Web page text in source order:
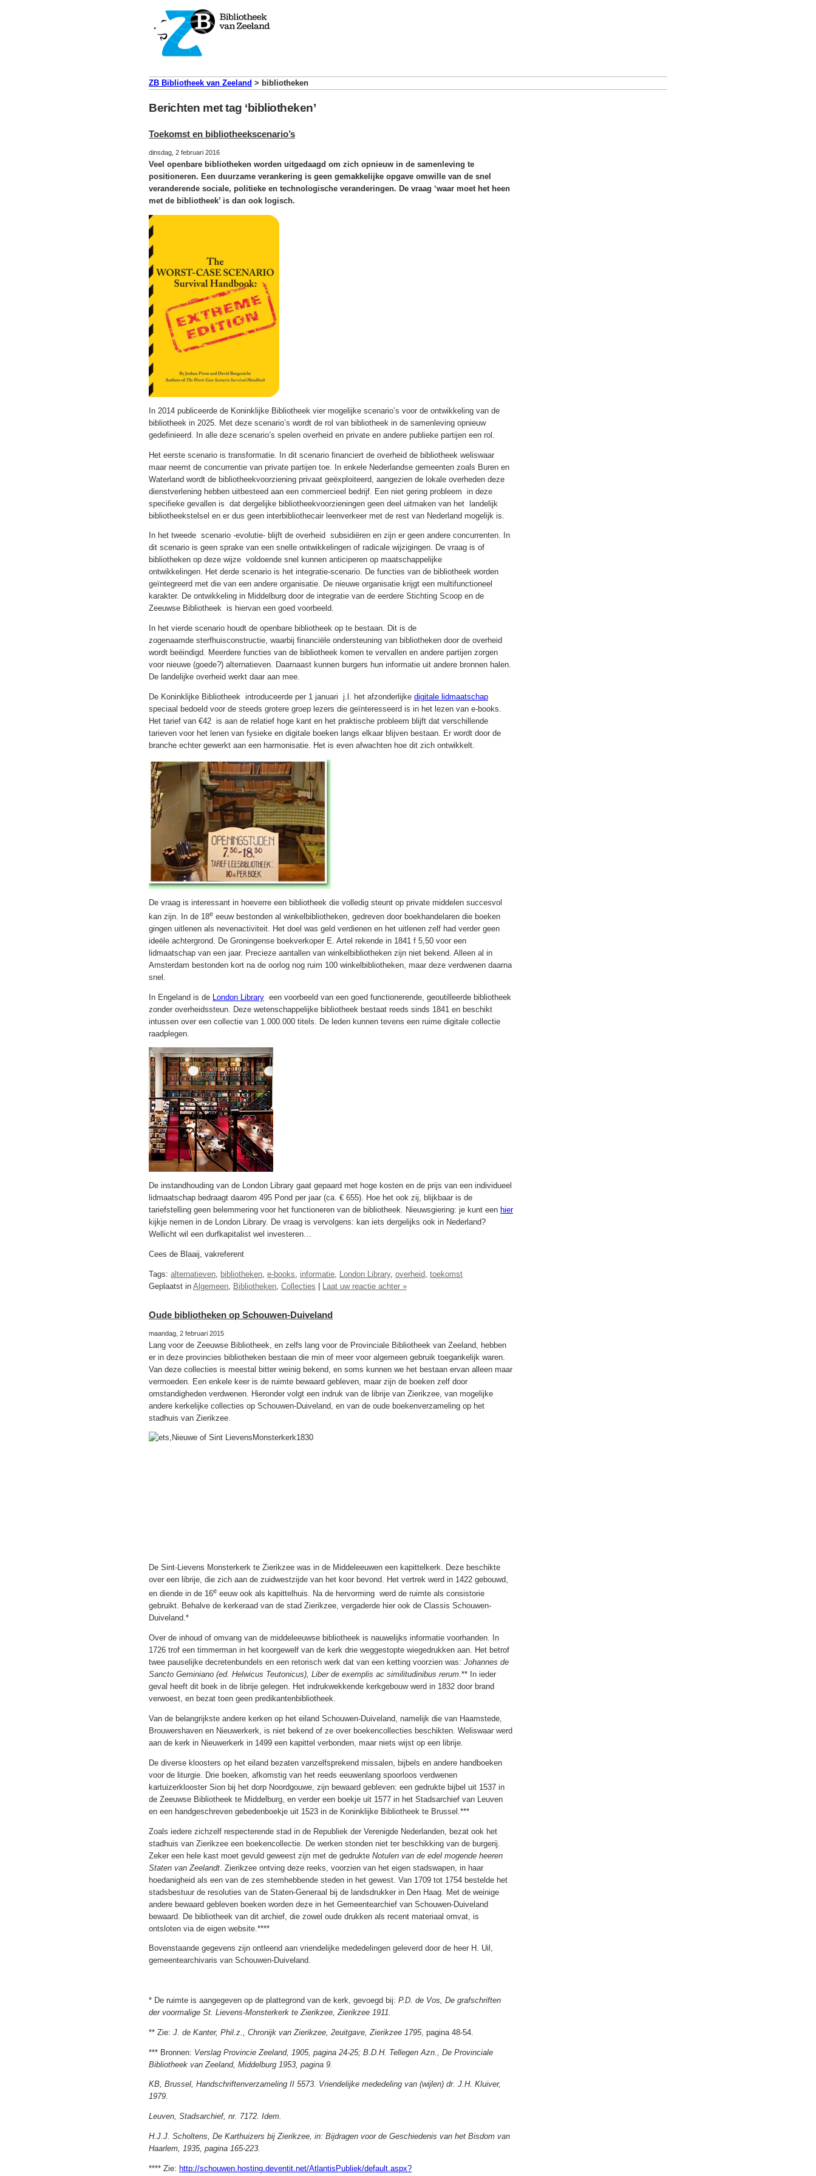
ZB Bibliotheek van Zeeland > bibliotheken
Berichten met tag ‘bibliotheken’
Toekomst en bibliotheekscenario’s
dinsdag, 2 februari 2016
Veel openbare bibliotheken worden uitgedaagd om zich opnieuw in de samenleving te
positioneren. Een duurzame verankering is geen gemakkelijke opgave omwille van de snel
veranderende sociale, politieke en technologische veranderingen. De vraag ‘waar moet het heen
met de bibliotheek’ is dan ook logisch.
In 2014 publiceerde de Koninklijke Bibliotheek vier mogelijke scenario’s voor de ontwikkeling van de
bibliotheek in 2025. Met deze scenario’s wordt de rol van bibliotheek in de samenleving opnieuw
gedefinieerd. In alle deze scenario’s spelen overheid en private en andere publieke partijen een rol.
Het eerste scenario is transformatie. In dit scenario financiert de overheid de bibliotheek weliswaar
maar neemt de concurrentie van private partijen toe. In enkele Nederlandse gemeenten zoals Buren en
Waterland wordt de bibliotheekvoorziening privaat geëxploiteerd, aangezien de lokale overheden deze
dienstverlening hebben uitbesteed aan een commercieel bedrijf. Een niet gering probleem in deze
specifieke gevallen is dat dergelijke bibliotheekvoorzieningen geen deel uitmaken van het landelijk
bibliotheekstelsel en er dus geen interbibliothecair leenverkeer met de rest van Nederland mogelijk is.
In het tweede scenario -evolutie- blijft de overheid subsidiëren en zijn er geen andere concurrenten. In
dit scenario is geen sprake van een snelle ontwikkelingen of radicale wijzigingen. De vraag is of
bibliotheken op deze wijze voldoende snel kunnen anticiperen op maatschappelijke
ontwikkelingen. Het derde scenario is het integratie-scenario. De functies van de bibliotheek worden
geïntegreerd met die van een andere organisatie. De nieuwe organisatie krijgt een multifunctioneel
karakter. De ontwikkeling in Middelburg door de integratie van de eerdere Stichting Scoop en de
Zeeuwse Bibliotheek is hiervan een goed voorbeeld.
In het vierde scenario houdt de openbare bibliotheek op te bestaan. Dit is de
zogenaamde sterfhuisconstructie, waarbij financiële ondersteuning van bibliotheken door de overheid
wordt beëindigd. Meerdere functies van de bibliotheek komen te vervallen en andere partijen zorgen
voor nieuwe (goede?) alternatieven. Daarnaast kunnen burgers hun informatie uit andere bronnen halen.
De landelijke overheid werkt daar aan mee.
De Koninklijke Bibliotheek introduceerde per 1 januari j.l. het afzonderlijke digitale lidmaatschap
speciaal bedoeld voor de steeds grotere groep lezers die geïnteresseerd is in het lezen van e-books.
Het tarief van €42 is aan de relatief hoge kant en het praktische probleem blijft dat verschillende
tarieven voor het lenen van fysieke en digitale boeken langs elkaar blijven bestaan. Er wordt door de
branche echter gewerkt aan een harmonisatie. Het is even afwachten hoe dit zich ontwikkelt.
De vraag is interessant in hoeverre een bibliotheek die volledig steunt op private middelen succesvol
kan zijn. In de 18e eeuw bestonden al winkelbibliotheken, gedreven door boekhandelaren die boeken
gingen uitlenen als nevenactiviteit. Het doel was geld verdienen en het uitlenen zelf had verder geen
ideële achtergrond. De Groningense boekverkoper E. Artel rekende in 1841 f 5,50 voor een
lidmaatschap van een jaar. Precieze aantallen van winkelbibliotheken zijn niet bekend. Alleen al in
Amsterdam bestonden kort na de oorlog nog ruim 100 winkelbibliotheken, maar deze verdwenen daarna
snel.
In Engeland is de London Library een voorbeeld van een goed functionerende, geoutilleerde bibliotheek
zonder overheidssteun. Deze wetenschappelijke bibliotheek bestaat reeds sinds 1841 en beschikt
intussen over een collectie van 1.000.000 titels. De leden kunnen tevens een ruime digitale collectie
raadplegen.
De instandhouding van de London Library gaat gepaard met hoge kosten en de prijs van een individueel
lidmaatschap bedraagt daarom 495 Pond per jaar (ca. € 655). Hoe het ook zij, blijkbaar is de
tariefstelling geen belemmering voor het functioneren van de bibliotheek. Nieuwsgiering: je kunt een hier
kijkje nemen in de London Library. De vraag is vervolgens: kan iets dergelijks ook in Nederland?
Wellicht wil een durfkapitalist wel investeren…
Cees de Blaaij, vakreferent
Tags: alternatieven bibliotheken e-books informatie London Library, overheid toekomst
Geplaatst in Algemeen Bibliotheken Collecties Laat uw reactie achter »
Oude bibliotheken op Schouwen-Duiveland
maandag, 2 februari 2015
Lang voor de Zeeuwse Bibliotheek, en zelfs lang voor de Provinciale Bibliotheek van Zeeland, hebben
er in deze provincies bibliotheken bestaan die min of meer voor algemeen gebruik toegankelijk waren.
Van deze collecties is meestal bitter weinig bekend, en soms kunnen we het bestaan ervan alleen maar
vermoeden. Een enkele keer is de ruimte bewaard gebleven, maar zijn de boeken zelf door
omstandigheden verdwenen. Hieronder volgt een indruk van de librije van Zierikzee, van mogelijke
andere kerkelijke collecties op Schouwen-Duiveland, en van de oude boekenverzameling op het
stadhuis van Zierikzee.
De Sint-Lievens Monsterkerk te Zierikzee was in de Middeleeuwen een kapittelkerk. Deze beschikte
over een librije, die zich aan de zuidwestzijde van het koor bevond. Het vertrek werd in 1422 gebouwd,
en diende in de 16e eeuw ook als kapittelhuis. Na de hervorming werd de ruimte als consistorie
gebruikt. Behalve de kerkeraad van de stad Zierikzee, vergaderde hier ook de Classis Schouwen-
Duiveland.*
Over de inhoud of omvang van de middeleeuwse bibliotheek is nauwelijks informatie voorhanden. In
1726 trof een timmerman in het koorgewelf van de kerk drie weggestopte wiegedrukken aan. Het betrof
twee pauselijke decretenbundels en een retorisch werk dat van een ketting voorzien was: Johannes de
Sancto Geminiano (ed. Helwicus Teutonicus), Liber de exemplis ac similitudinibus rerum.** In ieder
geval heeft dit boek in de librije gelegen. Het indrukwekkende kerkgebouw werd in 1832 door brand
verwoest, en bezat toen geen predikantenbibliotheek.
Van de belangrijkste andere kerken op het eiland Schouwen-Duiveland, namelijk die van Haamstede,
Brouwershaven en Nieuwerkerk, is niet bekend of ze over boekencollecties beschikten. Weliswaar werd
aan de kerk in Nieuwerkerk in 1499 een kapittel verbonden, maar niets wijst op een librije.
De diverse kloosters op het eiland bezaten vanzelfsprekend missalen, bijbels en andere handboeken
voor de liturgie. Drie boeken, afkomstig van het reeds eeuwenlang spoorloos verdwenen
kartuizerklooster Sion bij het dorp Noordgouwe, zijn bewaard gebleven: een gedrukte bijbel uit 1537 in
de Zeeuwse Bibliotheek te Middelburg, en verder een boekje uit 1577 in het Stadsarchief van Leuven
en een handgeschreven gebedenboekje uit 1523 in de Koninklijke Bibliotheek te Brussel.***
Zoals iedere zichzelf respecterende stad in de Republiek der Verenigde Nederlanden, bezat ook het
stadhuis van Zierikzee een boekencollectie. De werken stonden niet ter beschikking van de burgerij.
Zeker een hele kast moet gevuld geweest zijn met de gedrukte Notulen van de edel mogende heeren
Staten van Zeelandt . Zierikzee ontving deze reeks, voorzien van het eigen stadswapen, in haar
hoedanigheid als een van de zes stemhebbende steden in het gewest. Van 1709 tot 1754 bestelde het
stadsbestuur de resoluties van de Staten-Generaal bij de landsdrukker in Den Haag. Met de weinige
andere bewaard gebleven boeken worden deze in het Gemeentearchief van Schouwen-Duiveland
bewaard. De bibliotheek van dit archief, die zowel oude drukken als recent materiaal omvat, is
ontsloten via de eigen website.****
Bovenstaande gegevens zijn ontleend aan vriendelijke mededelingen geleverd door de heer H. Uil,
gemeentearchivaris van Schouwen-Duiveland.
* De ruimte is aangegeven op de plattegrond van de kerk, gevoegd bij: P.D. de Vos, De grafschriften
der voormalige St. Lievens-Monsterkerk te Zierikzee, Zierikzee 1911.
** Zie: J. de Kanter, Phil.z., Chronijk van Zierikzee, 2euitgave, Zierikzee 1795, pagina 48-54.
*** Bronnen: Verslag Provincie Zeeland, 1905, pagina 24-25; B.D.H. Tellegen Azn., De Provinciale
Bibliotheek van Zeeland, Middelburg 1953, pagina 9.
KB, Brussel, Handschriftenverzameling II 5573. Vriendelijke mededeling van (wijlen) dr. J.H. Kluiver,
1979.
Leuven, Stadsarchief, nr. 7172. Idem.
H.J.J. Scholtens, De Karthuizers bij Zierikzee, in: Bijdragen voor de Geschiedenis van het Bisdom van
Haarlem, 1935, pagina 165-223.
**** Zie: http://schouwen.hosting.deventit.net/AtlantisPubliek/default.aspx?